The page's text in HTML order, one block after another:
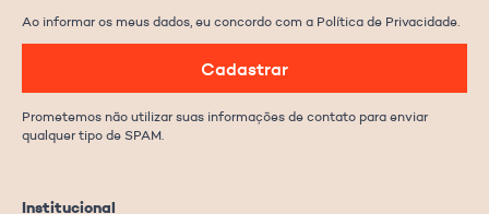
Institucional
Ao informar os meus dados, eu concordo com a Política de Privacidade.
Cadastrar
Prometemos não utilizar suas informações de contato para enviar
qualquer tipo de SPAM.